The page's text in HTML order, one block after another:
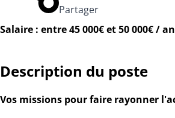
Partager
Salaire : entre 45 000€ et 50 000€ / an
Description du poste
Vos missions pour faire rayonner